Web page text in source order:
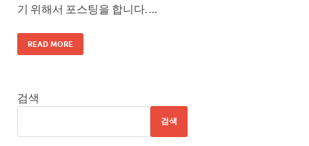
기 위해서 포스팅을 합니다. …
READ MORE
검색
검색